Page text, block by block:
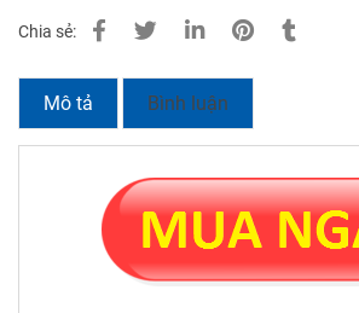
Chia sẻ:
Mô tả Bình luận